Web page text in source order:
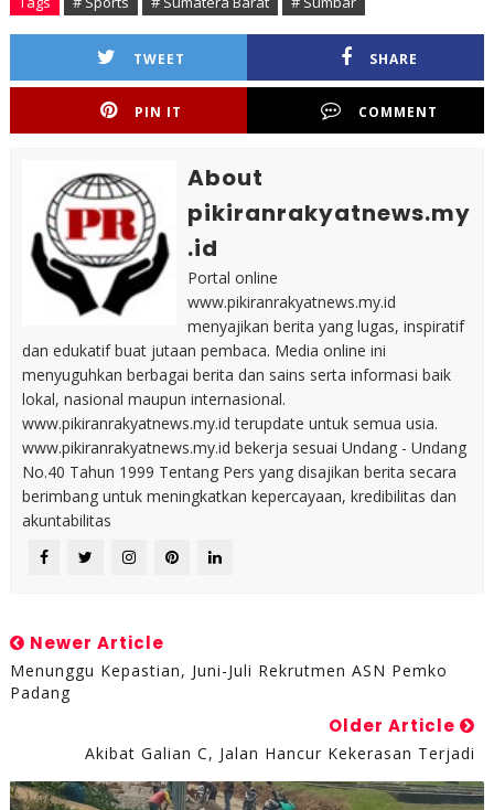
TWEET SHARE
PIN IT COMMENT
About
pikiranrakyatnews.my
.id
Portal online
www.pikiranrakyatnews.my.id
menyajikan berita yang lugas, inspiratif
dan edukatif buat jutaan pembaca. Media online ini
menyuguhkan berbagai berita dan sains serta informasi baik
lokal, nasional maupun internasional.
www.pikiranrakyatnews.my.id terupdate untuk semua usia.
www.pikiranrakyatnews.my.id bekerja sesuai Undang - Undang
No.40 Tahun 1999 Tentang Pers yang disajikan berita secara
berimbang untuk meningkatkan kepercayaan, kredibilitas dan
akuntabilitas
Newer Article
Menunggu Kepastian, Juni-Juli Rekrutmen ASN Pemko
Padang
Older Article
Akibat Galian C, Jalan Hancur Kekerasan Terjadi